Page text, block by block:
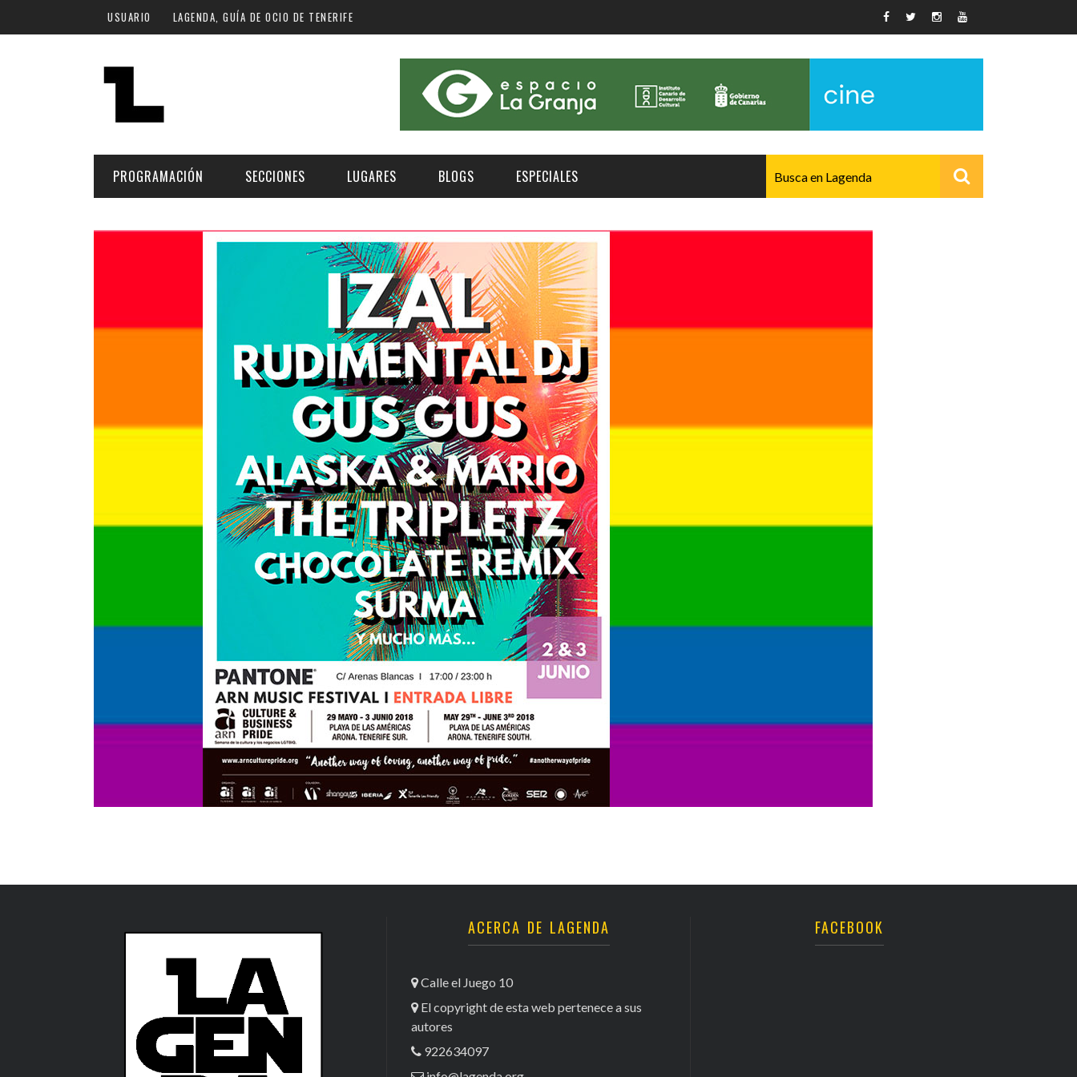
Pasar al contenido principal
USUARIO LAGENDA, GUÍA DE OCIO DE TENERIFE
PROGRAMACIÓN
Plan Finde
LUGAR
Norte
Sur
Santa Cruz | La Laguna
Islas
CATEGORIA
Cultura
Deporte y Naturaleza
Gastro
Infantil
Música
Escénicas
SECCIONES
MÚSICA
GASTRONOMÍA
INFANTIL
LUGARES
ARTE | MUSEOS
SALAS Y AUDITORIOS
ESPACIOS CULTURALES
NOCHE
LOCALES CON ACTUACIONES
COMERCIO
GASTRO
FORMATIVO
BLOGS ESPECIALES
FESTIVAL BOREAL 2026
FESTIVAL TAGANANA 2026
TENERIFE PHE FESTIVAL 2026
XXVII VERANO DE CUENTO
ACERCA DE LAGENDA
Calle el Juego 10
El copyright de esta web pertenece a sus
autores
922634097
FACEBOOK